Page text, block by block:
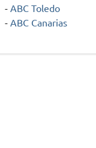
- ABC Toledo
- ABC Canarias